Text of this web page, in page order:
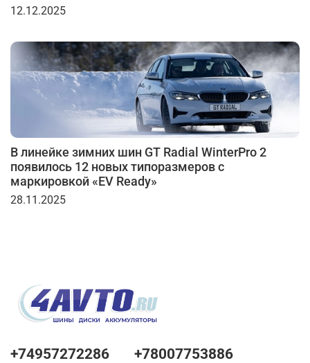
12.12.2025
В линейке зимних шин GT Radial WinterPro 2
появилось 12 новых типоразмеров с
маркировкой «EV Ready»
28.11.2025
+74957272286 +78007753886